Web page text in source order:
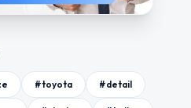
#toyota #detail